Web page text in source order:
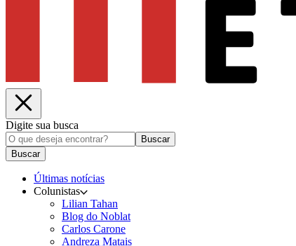
Digite sua busca
Buscar
Buscar
Últimas notícias
Colunistas
Lilian Tahan
Blog do Noblat
Carlos Carone
Andreza Matais